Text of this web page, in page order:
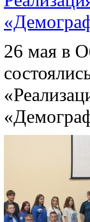
26 мая в